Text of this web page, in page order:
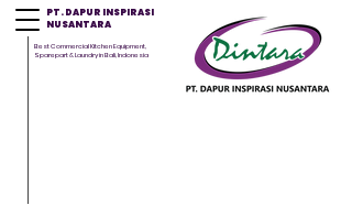
PT. DAPUR INSPIRASI
NUSANTARA
Best Commercial Kitchen Equipment,
Sparepart & Laundry in Bali, Indonesia